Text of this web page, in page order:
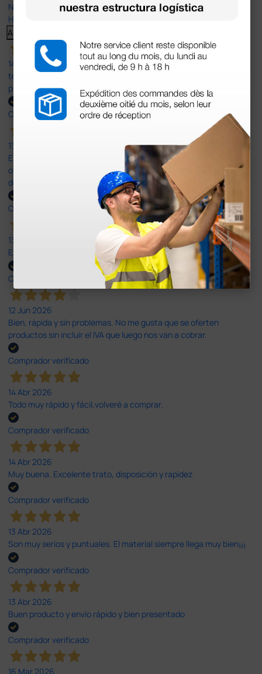
Nuestras reseñas de 4 y 5 estrellas.
Haga clic aquí para leerlos todos >
Anterior
14 Jul 2026
todo correcto. podria señalar que un poco caro los portes y el
plazo de entrega se alarga.
Comprador verificado
13 Jul 2026
Es fácil hacer el pedido. El producto, bastante mas barato que en
otras plataformas de material médico. Pero el envío cuesta más
del doble que en cualquier otra empresa dentro de España.
Comprador verificado
13 Jul 2026
Excelente
Comprador verificado
12 Jun 2026
Bien, rápida y sin problemas. No me gusta que se oferten
productos sin incluir el IVA que luego nos van a cobrar.
Comprador verificado
14 Abr 2026
Todo muy rápido y fácil,volveré a comprar.
Comprador verificado
14 Abr 2026
Muy buena. Excelente trato, disposición y rapidez
Comprador verificado
13 Abr 2026
Son muy serios y puntuales. El material siempre llega muy bien¡¡¡
Comprador verificado
13 Abr 2026
Buen producto y envío rápido y bien presentado
Comprador verificado
16 Mar 2026